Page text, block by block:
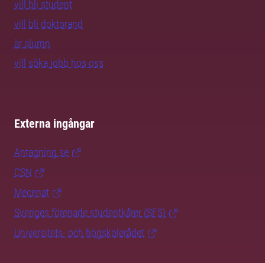
vill bli student
vill bli doktorand
är alumn
vill söka jobb hos oss
Externa ingångar
Antagning.se
CSN
Mecenat
Sveriges förenade studentkårer (SFS)
Universitets- och högskolerådet